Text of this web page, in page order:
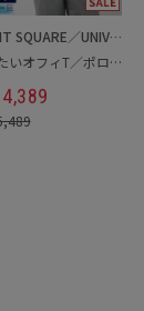
SUIT SQUARE／UNIVERSAL LANGUAGE
冷たいオフィT／ポロシャツ
4,389